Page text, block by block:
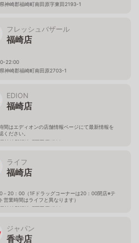
神崎郡福崎町南田原字東田2193-1
フレッシュバザール
福崎店
22:00
神崎郡福崎町南田原2703-1
EDION
福崎店
間はエディオンの店舗情報ページにて最新情報を
ください。
神崎郡福崎町西田原1706
ライフ
福崎店
－20：00（1Fドラッグコーナーは20：00閉店※テ
営業時間はライフと異なります）
神崎郡福崎町西田原1706
ジャパン
香寺店